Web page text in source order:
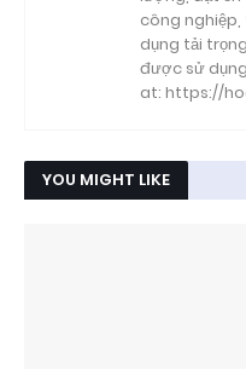
công
dụng tải
được sử
at: https://
YOU MIGHT LIKE